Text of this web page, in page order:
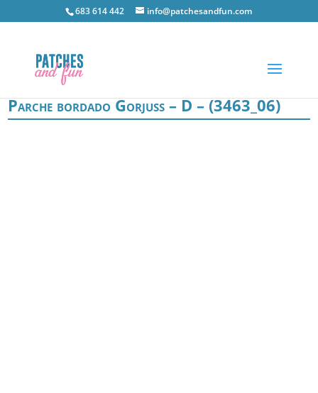
683 614 442 info@patchesandfun.com
Parche bordado Gorjuss – D – (3463_06)